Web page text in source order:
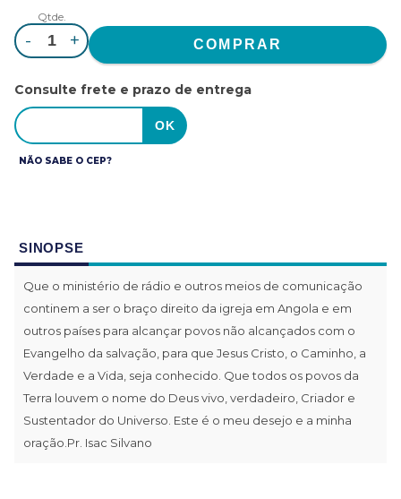
Qtde.
- +
Consulte frete e prazo de entrega
NÃO SABE O CEP?
SINOPSE
Que o ministério de rádio e outros meios de comunicação
continem a ser o braço direito da igreja em Angola e em
outros países para alcançar povos não alcançados com o
Evangelho da salvação, para que Jesus Cristo, o Caminho, a
Verdade e a Vida, seja conhecido. Que todos os povos da
Terra louvem o nome do Deus vivo, verdadeiro, Criador e
Sustentador do Universo. Este é o meu desejo e a minha
oração.Pr. Isac Silvano